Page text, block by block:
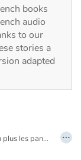
books
audio
to our
stories a
adapted
La déforestation menace de plus en plus les pandas. Ils doivent fuir de plus en plus haut dans la montagne, les naissances se font rares. Mais certaines rencontres offrent l’espoir… …